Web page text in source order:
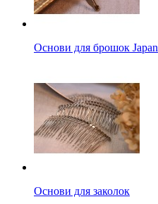
Основи для брошок Japan
Основи для заколок